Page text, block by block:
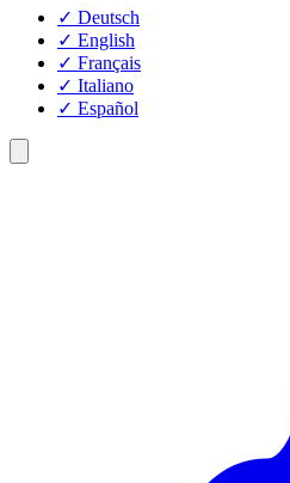
✓ Deutsch
✓ English
✓ Français
✓ Italiano
✓ Español